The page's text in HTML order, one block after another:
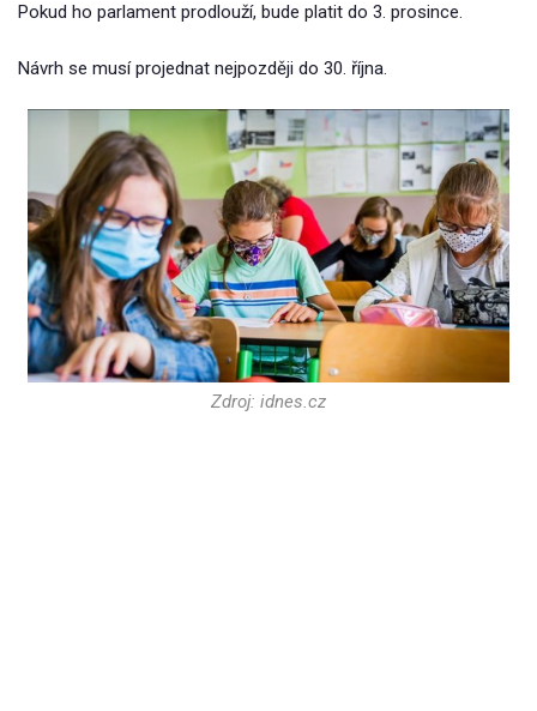
Pokud ho parlament prodlouží, bude platit do 3. prosince.
Návrh se musí projednat nejpozději do 30. října.
Zdroj: idnes.cz